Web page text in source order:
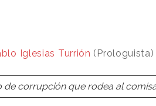
Iglesias Turrión (Prologuista)
corrupción que rodea al